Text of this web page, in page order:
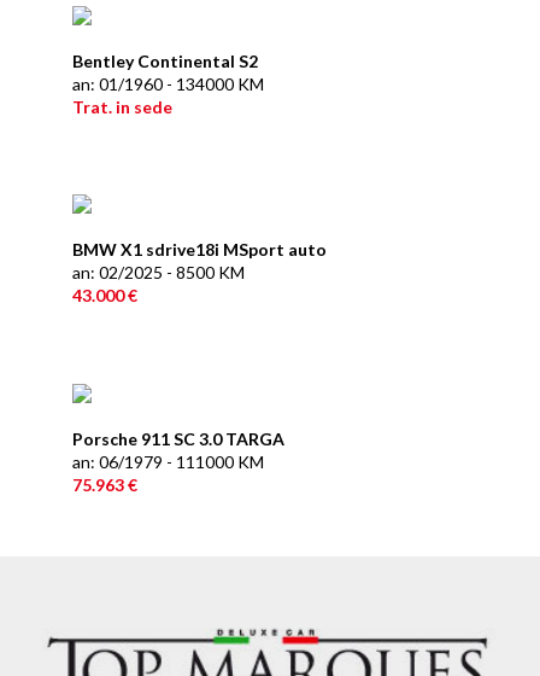
Bentley Continental S2
an: 01/1960 - 134000 KM
Trat. in sede
BMW X1 sdrive18i MSport auto
an: 02/2025 - 8500 KM
43.000 €
Porsche 911 SC 3.0 TARGA
an: 06/1979 - 111000 KM
75.963 €